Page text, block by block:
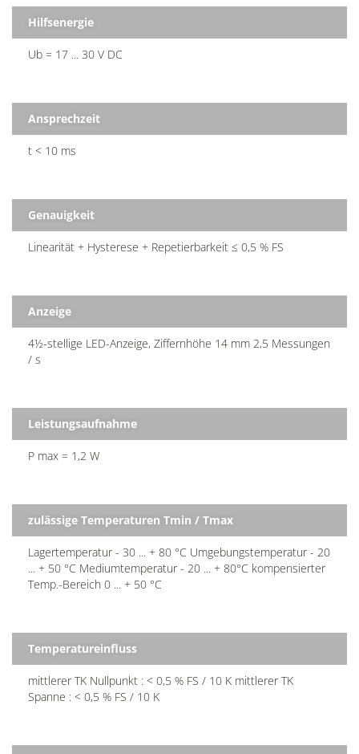
Hilfsenergie
Ub = 17 ... 30 V DC
Ansprechzeit
t < 10 ms
Genauigkeit
Linearität + Hysterese + Repetierbarkeit ≤ 0,5 % FS
Anzeige
4½-stellige LED-Anzeige, Ziffernhöhe 14 mm 2,5 Messungen
/ s
Leistungsaufnahme
P max = 1,2 W
zulässige Temperaturen Tmin / Tmax
Lagertemperatur - 30 ... + 80 °C Umgebungstemperatur - 20
... + 50 °C Mediumtemperatur - 20 ... + 80°C kompensierter
Temp.-Bereich 0 ... + 50 °C
Temperatureinfluss
mittlerer TK Nullpunkt : < 0,5 % FS / 10 K mittlerer TK
Spanne : < 0,5 % FS / 10 K